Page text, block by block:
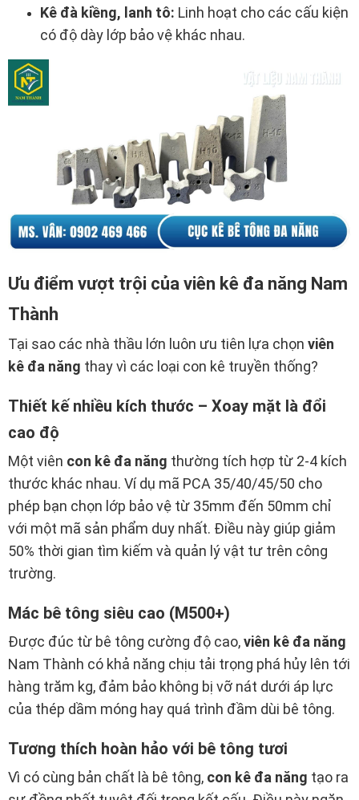
Kê đà kiềng, lanh tô: Linh hoạt cho các cấu kiện
có độ dày lớp bảo vệ khác nhau.
Ưu điểm vượt trội của viên kê đa năng Nam
Thành
Tại sao các nhà thầu lớn luôn ưu tiên lựa chọn viên
kê đa năng thay vì các loại con kê truyền thống?
Thiết kế nhiều kích thước – Xoay mặt là đổi
cao độ
Một viên con kê đa năng thường tích hợp từ 2-4 kích
thước khác nhau. Ví dụ mã PCA 35/40/45/50 cho
phép bạn chọn lớp bảo vệ từ 35mm đến 50mm chỉ
với một mã sản phẩm duy nhất. Điều này giúp giảm
50% thời gian tìm kiếm và quản lý vật tư trên công
trường.
Mác bê tông siêu cao (M500+)
Được đúc từ bê tông cường độ cao,viên kê đa năng
Nam Thành có khả năng chịu tải trọng phá hủy lên tới
hàng trăm kg, đảm bảo không bị vỡ nát dưới áp lực
của thép dầm móng hay quá trình đầm dùi bê tông.
Tương thích hoàn hảo với bê tông tươi
Vì có cùng bản chất là bê tông, con kê đa năng tạo ra